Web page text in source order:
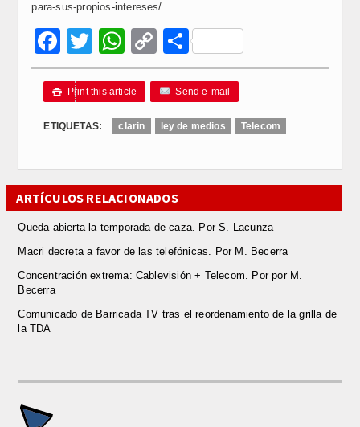
para-sus-propios-intereses/
Facebook
Twitter
WhatsApp
Copy
Link
Compartir
 Print this article Send e-mail
ETIQUETAS: clarin ley de medios Telecom
ARTÍCULOS RELACIONADOS
Queda abierta la temporada de caza. Por S. Lacunza
Macri decreta a favor de las telefónicas. Por M. Becerra
Concentración extrema: Cablevisión + Telecom. Por por M.
Becerra
Comunicado de Barricada TV tras el reordenamiento de la grilla de
la TDA